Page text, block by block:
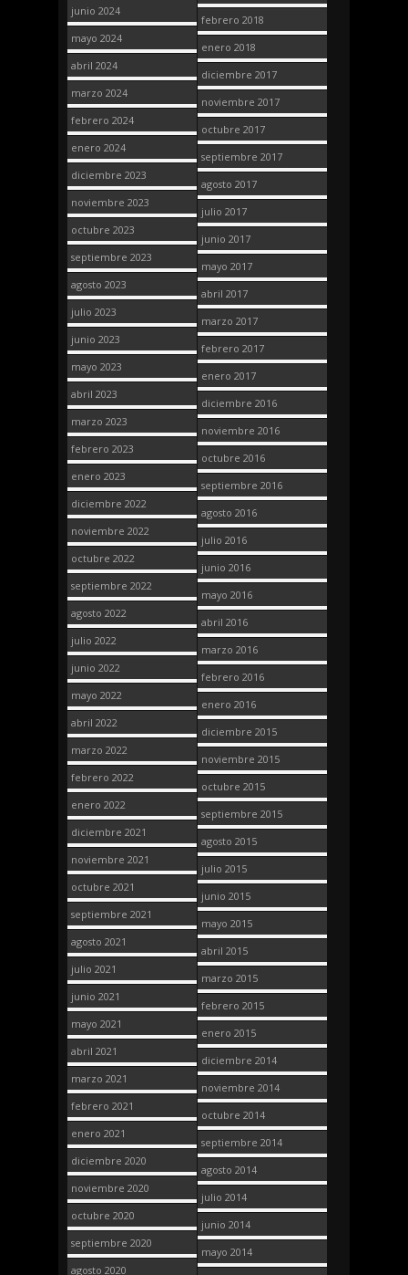
junio 2024
mayo 2024
abril 2024
marzo 2024
febrero 2024
enero 2024
diciembre 2023
noviembre 2023
octubre 2023
septiembre 2023
agosto 2023
julio 2023
junio 2023
mayo 2023
abril 2023
marzo 2023
febrero 2023
enero 2023
diciembre 2022
noviembre 2022
octubre 2022
septiembre 2022
agosto 2022
julio 2022
junio 2022
mayo 2022
abril 2022
marzo 2022
febrero 2022
enero 2022
diciembre 2021
noviembre 2021
octubre 2021
septiembre 2021
agosto 2021
julio 2021
junio 2021
mayo 2021
abril 2021
marzo 2021
febrero 2021
enero 2021
diciembre 2020
noviembre 2020
octubre 2020
septiembre 2020
agosto 2020
febrero 2018
enero 2018
diciembre 2017
noviembre 2017
octubre 2017
septiembre 2017
agosto 2017
julio 2017
junio 2017
mayo 2017
abril 2017
marzo 2017
febrero 2017
enero 2017
diciembre 2016
noviembre 2016
octubre 2016
septiembre 2016
agosto 2016
julio 2016
junio 2016
mayo 2016
abril 2016
marzo 2016
febrero 2016
enero 2016
diciembre 2015
noviembre 2015
octubre 2015
septiembre 2015
agosto 2015
julio 2015
junio 2015
mayo 2015
abril 2015
marzo 2015
febrero 2015
enero 2015
diciembre 2014
noviembre 2014
octubre 2014
septiembre 2014
agosto 2014
julio 2014
junio 2014
mayo 2014